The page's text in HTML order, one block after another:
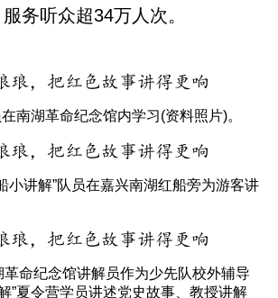
务听众超34万人次。
南湖革命纪念馆内学习(资料照片)。
小讲解”队员在嘉兴南湖红船旁为游客讲
命纪念馆讲解员作为少先队校外辅导
”夏令营学员讲述党史故事、教授讲解